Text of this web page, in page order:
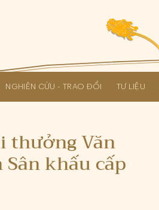
NGHIÊN CỨU - TRAO ĐỔI TƯ LIỆU
thưởng Văn
khấu cấp